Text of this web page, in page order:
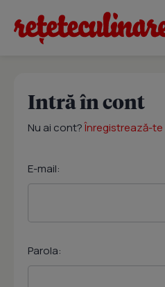
Intră în cont
Nu ai cont?Înregistrează-te
E-mail:
Parola: